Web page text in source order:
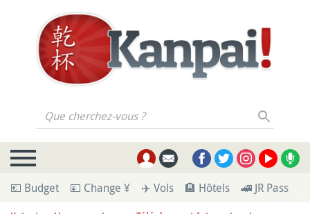
Que cherchez-vous ?
💶 Budget 💴 Change ¥ ✈️ Vols 🏨 Hôtels 🚄 JR Pass